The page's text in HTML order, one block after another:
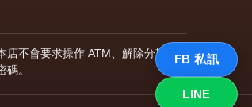
店不會要求操作 ATM、解除分期付
碼。
FB 私訊
LINE